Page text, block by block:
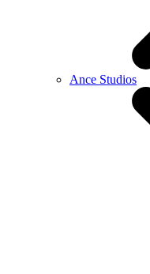
Ance Studios